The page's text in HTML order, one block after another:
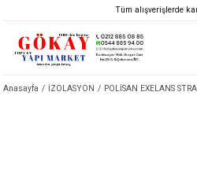
Tüm alışverişlerde
Anasayfa İZOLASYON POLİSAN EXELANS